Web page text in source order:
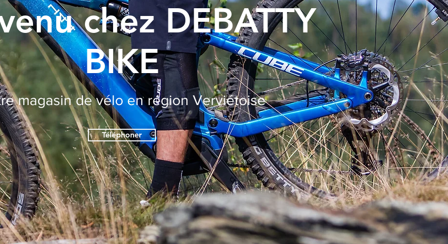
chez DEBATTY
BIKE
magasin de vélo en région Verviétoise
Téléphoner